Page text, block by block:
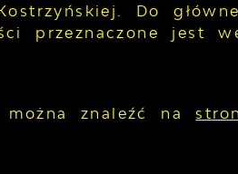
Do
przeznaczone jest
można znaleźć na